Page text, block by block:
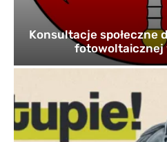
Konsultacje społeczne
fotowoltaicznej